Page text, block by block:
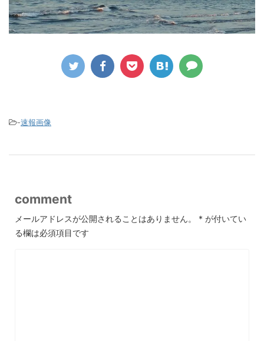
-速報画像
comment
メールアドレスが公開されることはありません。 * が付いてい
る欄は必須項目です